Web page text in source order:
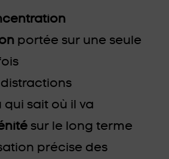
portée sur une seule
distractions
qui sait où il va
sur le long terme
précise des